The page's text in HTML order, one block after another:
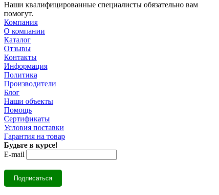
Наши квалифицированные специалисты обязательно вам
помогут.
Компания
О компании
Каталог
Отзывы
Контакты
Информация
Политика
Производители
Блог
Наши объекты
Помощь
Сертификаты
Условия поставки
Гарантия на товар
Будьте в курсе!
E-mail